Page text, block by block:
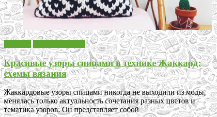
Красивые узоры спицами в технике Жаккард:
схемы вязания
Жаккардовые узоры спицами никогда не выходили из моды,
менялась только актуальность сочетания разных цветов и
тематика узоров. Он представляет собой